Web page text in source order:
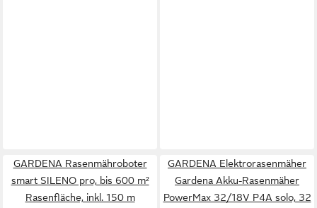
GARDENA Rasenmähroboter
smart SILENO pro, bis 600 m²
Rasenfläche, inkl. 150 m
GARDENA Elektrorasenmäher
Gardena Akku-Rasenmäher
PowerMax 32/18V P4A solo, 32